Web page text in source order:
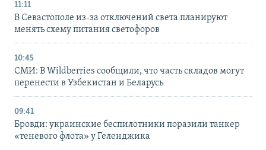
11:11
В Севастополе из-за отключений света планируют
менять схему питания светофоров
10:45
СМИ: В Wildberries сообщили, что часть складов могут
перенести в Узбекистан и Беларусь
09:41
Бровди: украинские беспилотники поразили танкер
«теневого флота» у Геленджика